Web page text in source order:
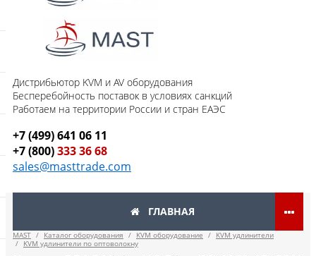
Дистрибьютор KVM и AV оборудования
Бесперебойность поставок в условиях санкций
Работаем на территории России и стран ЕАЭС
+7 (499) 641 06 11
+7 (800)333 36 68
sales@masttrade.com
ГЛАВНАЯ
MAST / Каталог оборудования / KVM оборудование /
KVM удлинители
/
KVM удлинители по оптоволокну